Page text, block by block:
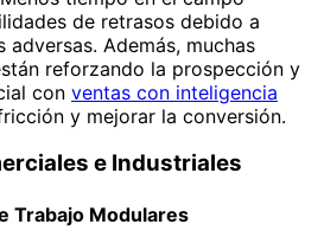
de retrasos debido a
Además, muchas
reforzando la prospección y
con ventas con inteligencia
y mejorar la conversión.
e Industriales
Trabajo Modulares